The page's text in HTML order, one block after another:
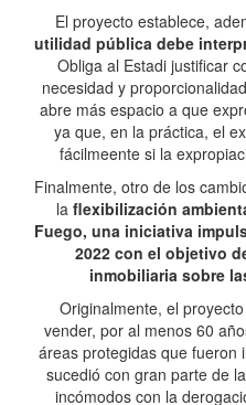
El proyecto establece,
utilidad pública debe
Obliga al Estadi justificar
necesidad y
abre más espacio a que
ya que, en la práctica, el
fácilmeente si la
Finalmente, otro de los
la flexibilización
Fuego, una iniciativa
2022 con el objetivo
inmobiliaria sobre
Originalmente, el
vender, por al menos 60
áreas protegidas que fueron
sucedió con gran parte de
incómodos con la